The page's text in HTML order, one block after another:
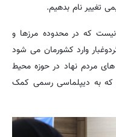
تغییر نام بدهیم.
که در محدوده مرزها و
وارد کشورمان می شود
مردم نهاد در حوزه محیط
به دیپلماسی رسمی کمک